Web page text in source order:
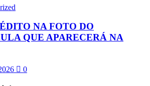
NA FOTO DO
QUE APARECERÁ NA
0